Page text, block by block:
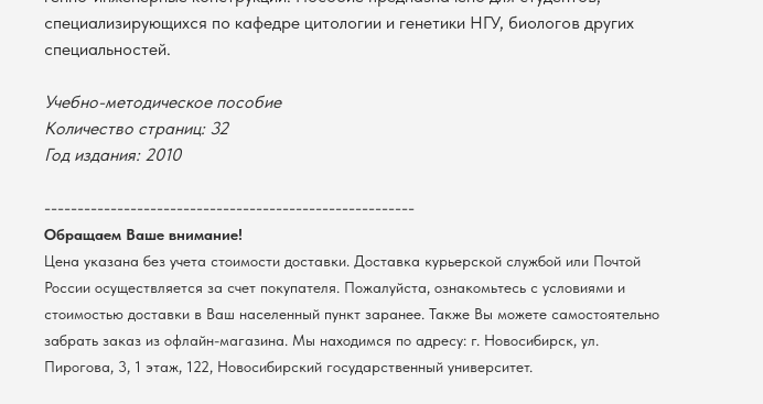
специализирующихся по кафедре цитологии и генетики НГУ, биологов других
специальностей.
Учебно-методическое пособие
Количество страниц: 32
Год издания: 2010
--------------------------------------------------------
Обращаем Ваше внимание!
Цена указана без учета стоимости доставки. Доставка курьерской службой или Почтой
России осуществляется за счет покупателя. Пожалуйста, ознакомьтесь с условиями и
стоимостью доставки в Ваш населенный пункт заранее. Также Вы можете самостоятельно
забрать заказ из офлайн-магазина. Мы находимся по адресу: г. Новосибирск, ул.
Пирогова, 3, 1 этаж, 122, Новосибирский государственный университет.